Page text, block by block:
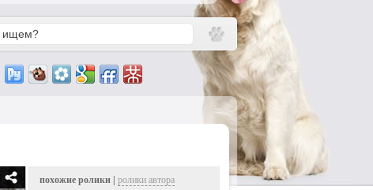
похожие ролики | ролики автора